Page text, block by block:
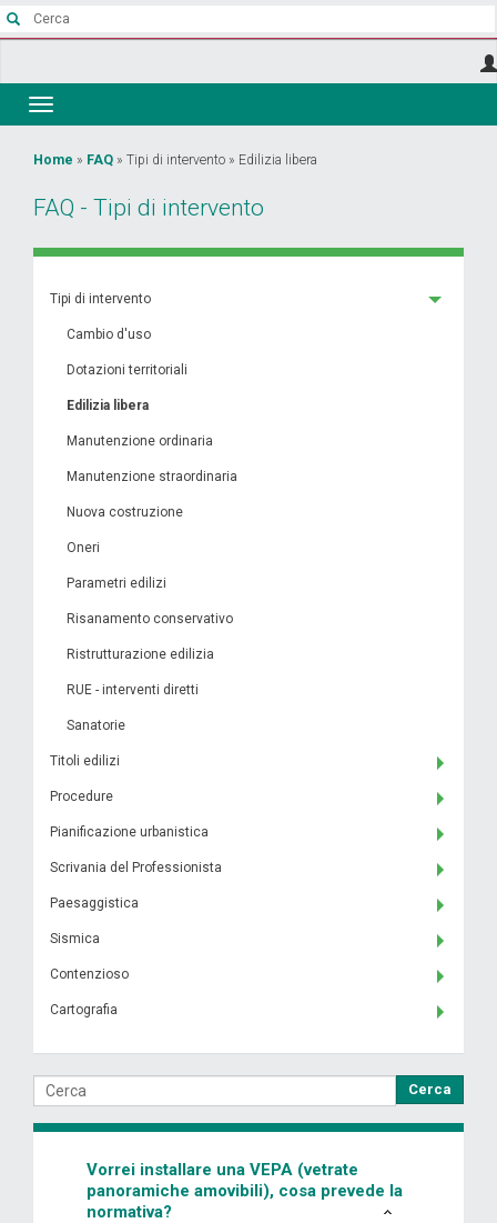
Salta
Toggle
navigation
Tu
sei
Home » FAQ » Tipi di intervento » Edilizia libera
FAQ - Tipi di intervento
Tipi di intervento
Cambio d'uso
Dotazioni territoriali
Edilizia libera
Manutenzione ordinaria
Manutenzione straordinaria
Nuova costruzione
Oneri
Parametri edilizi
Risanamento conservativo
Ristrutturazione edilizia
RUE - interventi diretti
Sanatorie
Titoli edilizi
Procedure
Pianificazione urbanistica
Scrivania del Professionista
Paesaggistica
Sismica
Contenzioso
Cartografia
Cerca
Vorrei installare una VEPA (vetrate
panoramiche amovibili), cosa prevede la
normativa?